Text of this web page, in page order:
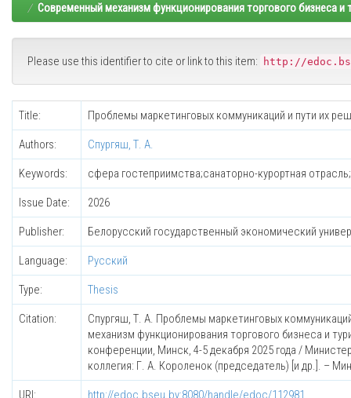
Современный механизм функционирования торгового бизнеса и
Please use this identifier to cite or link to this item: http://
Title: Проблемы маркетинговых коммуникаций и пути их
Authors: Спургяш, Т. А.
Keywords: сфера гостеприимства;санаторно-курортная
Issue Date: 2026
Publisher: Белорусский государственный экономический
Language: Русский
Type: Thesis
Citation:
Спургяш, Т. А. Проблемы маркетинговых
механизм функционирования торгового бизнеса и
конференции, Минск, 4-5 декабря 2025 года /
коллегия: Г. А. Короленок (председатель) [и др.]. –
URI: http://edoc.bseu.by:8080/handle/edoc/112981